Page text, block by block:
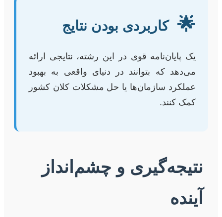
🌟 کاربردی بودن نتایج
یک پایان‌نامه قوی در این رشته، نتایجی ارائه
می‌دهد که بتوانند در دنیای واقعی به بهبود
عملکرد سازمان‌ها یا حل مشکلات کلان کشور
کمک کنند.
نتیجه‌گیری و چشم‌انداز
آینده